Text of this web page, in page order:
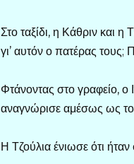
Στο ταξίδι, η Κάθριν και η
γι’ αυτόν ο πατέρας τους;
Φτάνοντας στο γραφείο, ο
αναγνώρισε αμέσως ως
Η Τζούλια ένιωσε ότι